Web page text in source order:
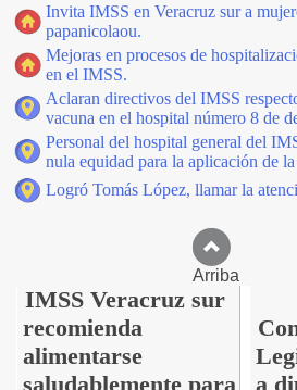
Invita IMSS en Veracruz sur a
papanicolaou.
Mejoras en procesos de
en el IMSS.
Aclaran directivos del IMSS
vacuna en el hospital número 8 de
Personal del hospital general del
nula equidad para la aplicación de
Logró Tomás López, llamar la
Arriba
IMSS Veracruz sur
recomienda
alimentarse
saludablemente para
a